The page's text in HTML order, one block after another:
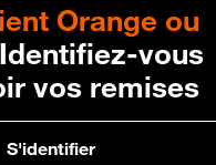
Orange ou
vous
vos remises
S'identifier